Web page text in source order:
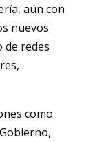
aún con
nuevos
de redes
como